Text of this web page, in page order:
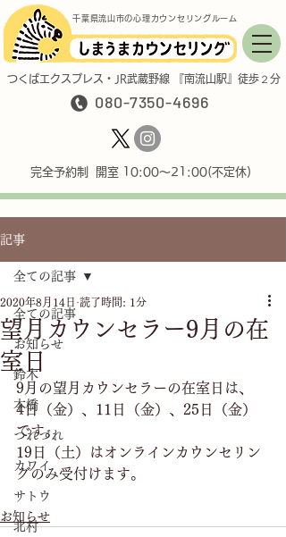
完全予約制 開室 10:00〜21:00(不定休)
080-7350-4696
千葉県流山市の心理カウンセリングルーム
つくばエクスプレス・JR武蔵野線 『南流山駅』徒歩２分
記事
全ての記事
お知らせ
鈴木
本橋
つれづれ
カワイ
サトウ
北村
全ての記事
望月カウンセラー9月の在
室日
2020年8月14日 読了時間: 1分
9月の望月カウンセラーの在室日は、
4日（金）、11日（金）、25日（金）
です。
19日（土）はオンラインカウンセリン
グのみ受付けます。
お知らせ